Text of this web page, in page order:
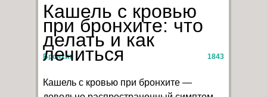
Кашель с кровью
при бронхите: что
делать и как
лечиться
Бронхит 1843
Кашель с кровью при бронхите —